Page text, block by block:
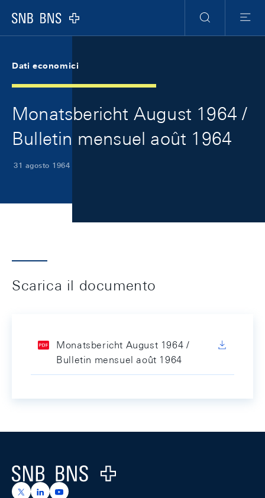
Logo
Ricerca
Menu
Dati economici
Monatsbericht August 1964 /
Bulletin mensuel août 1964
31 agosto 1964
Scarica il documento
Monatsbericht August 1964 /
Bulletin mensuel août 1964
Logo
https://x.com/snb_bns
https://ch.linkedin.com/company/swiss-national-
https://www.youtube.com/@swissnationalbank